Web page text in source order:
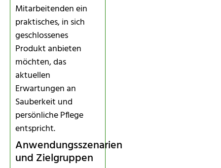
Mitarbeitenden ein
praktisches, in sich
geschlossenes
Produkt anbieten
möchten, das
aktuellen
Erwartungen an
Sauberkeit und
persönliche Pflege
entspricht.
Anwendungsszenarien
und Zielgruppen